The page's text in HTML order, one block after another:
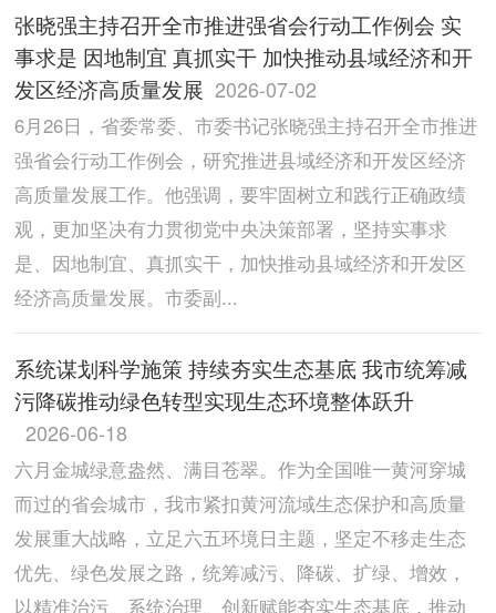
张晓强主持召开全市推进强省会行动工作例会 实
事求是 因地制宜 真抓实干 加快推动县域经济和开
发区经济高质量发展 2026-07-02
6月26日，省委常委、市委书记张晓强主持召开全市推进
强省会行动工作例会，研究推进县域经济和开发区经济
高质量发展工作。他强调，要牢固‌树立和践行正确政绩
观，更加坚决有力贯彻党中央决策部署，坚持实事求
是、因地制宜、真抓实干，加快推动县域经济和开发区
经济高质量发展。市委副...
系统谋划科学施策 持续夯实生态基底 我市统筹减
污降碳推动绿色转型实现生态环境整体跃升
2026-06-18
六月金城绿意盎然、满目苍翠。作为全国唯一黄河穿城
而过的省会城市，我市紧扣黄河流域生态保护和高质量
发展重大战略，立足六五环境日主题，坚定不移走生态
优先、绿色发展之路，统筹减污、降碳、扩绿、增效，
以精准治污、系统治理、创新赋能夯实生态基底，推动